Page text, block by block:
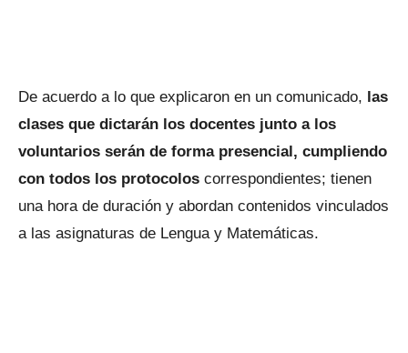
De acuerdo a lo que explicaron en un comunicado, las
clases que dictarán los docentes junto a los
voluntarios serán de forma presencial, cumpliendo
con todos los protocolos correspondientes; tienen
una hora de duración y abordan contenidos vinculados
a las asignaturas de Lengua y Matemáticas.